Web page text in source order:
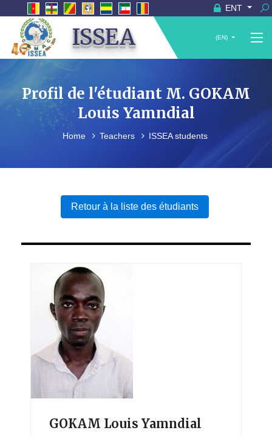
ENT
ISSEA (EN)
Profil de l'étudiant M. GOKAM
Louis Yamndial
Home Teachers ISSEA students
Retour à la liste des étudiants
GOKAM Louis Yamndial